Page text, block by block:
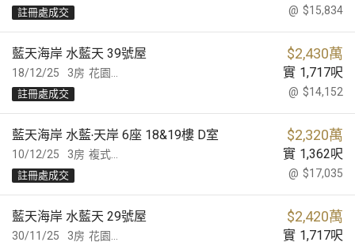
@ $15,834
註冊處成交
18/12/25
藍天海岸 水藍天 39號屋 $2,430萬
花園... 實 1,717呎
3房
@ $14,152
註冊處成交
10/12/25
藍天海岸 水藍‧天岸 6座 18&19樓 D室 $2,320萬
複式... 實 1,362呎
3房
@ $17,035
註冊處成交
30/11/25
藍天海岸 水藍天 29號屋 $2,420萬
花園... 實 1,717呎
3房